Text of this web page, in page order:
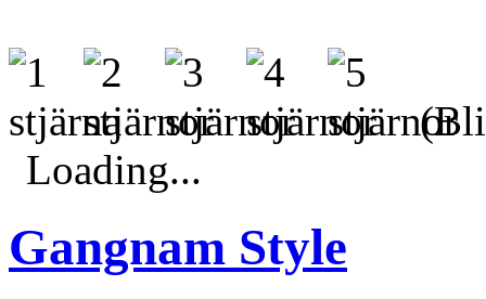
(Bli
Loading...
Gangnam Style